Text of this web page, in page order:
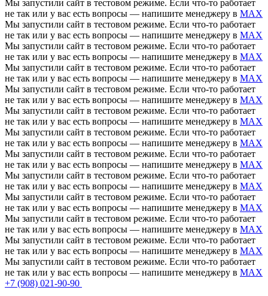
Мы запустили сайт в тестовом режиме. Если что-то работает
не так или у вас есть вопросы — напишите менеджеру в MAX
Мы запустили сайт в тестовом режиме. Если что-то работает
не так или у вас есть вопросы — напишите менеджеру в MAX
Мы запустили сайт в тестовом режиме. Если что-то работает
не так или у вас есть вопросы — напишите менеджеру в MAX
Мы запустили сайт в тестовом режиме. Если что-то работает
не так или у вас есть вопросы — напишите менеджеру в MAX
Мы запустили сайт в тестовом режиме. Если что-то работает
не так или у вас есть вопросы — напишите менеджеру в MAX
Мы запустили сайт в тестовом режиме. Если что-то работает
не так или у вас есть вопросы — напишите менеджеру в MAX
Мы запустили сайт в тестовом режиме. Если что-то работает
не так или у вас есть вопросы — напишите менеджеру в MAX
Мы запустили сайт в тестовом режиме. Если что-то работает
не так или у вас есть вопросы — напишите менеджеру в MAX
Мы запустили сайт в тестовом режиме. Если что-то работает
не так или у вас есть вопросы — напишите менеджеру в MAX
Мы запустили сайт в тестовом режиме. Если что-то работает
не так или у вас есть вопросы — напишите менеджеру в MAX
Мы запустили сайт в тестовом режиме. Если что-то работает
не так или у вас есть вопросы — напишите менеджеру в MAX
Мы запустили сайт в тестовом режиме. Если что-то работает
не так или у вас есть вопросы — напишите менеджеру в MAX
Мы запустили сайт в тестовом режиме. Если что-то работает
не так или у вас есть вопросы — напишите менеджеру в MAX
+7 (908) 021-90-90